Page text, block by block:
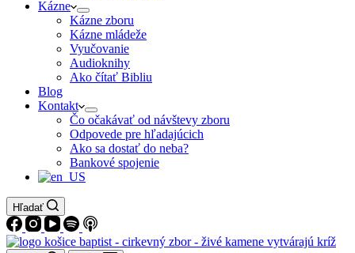
Kázne
Kázne zboru
Kázne mládeže
Vyučovanie
Audioknihy
Ako čítať Bibliu
Blog
Kontakt
Čo očakávať od návštevy zboru
Odpovede pre hľadajúcich
Ako sa dostať do neba?
Bankové spojenie
Hľadať